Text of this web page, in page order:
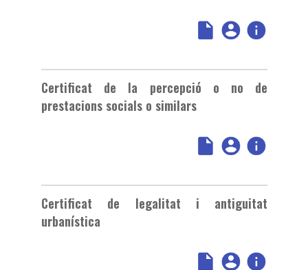
Certificat de la percepció o no de
prestacions socials o similars
Certificat de legalitat i antiguitat
urbanística